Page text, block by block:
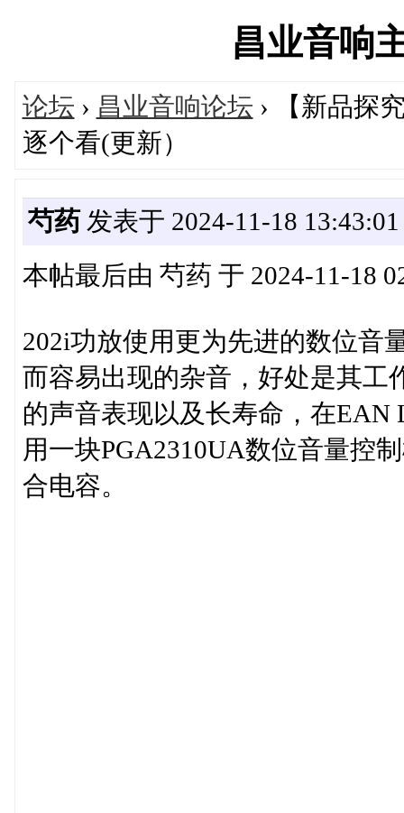
昌业音响
论坛 › 昌业音响论坛 › 【新品探
逐个看(更新）
芍药发表于 2024-11-18 13:43:01
本帖最后由 芍药 于 2024-11-18
202i功放使用更为先进的数位音
而容易出现的杂音，好处是其工
的声音表现以及长寿命，在EAN
用一块PGA2310UA数位音量控
合电容。